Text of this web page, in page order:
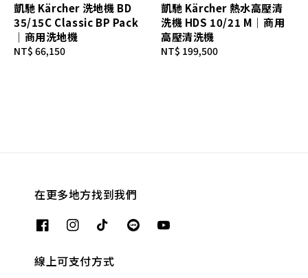
凱馳 Kärcher 洗地機 BD
35/15C Classic BP Pack
｜商用洗地機
Regular
NT$ 66,150
凱馳 Kärcher 熱水高壓清
洗機 HDS 10/21 M｜商用
高壓清洗機
Regular
NT$ 199,500
在更多地方找到我們
線上可支付方式